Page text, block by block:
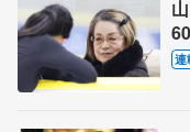
連